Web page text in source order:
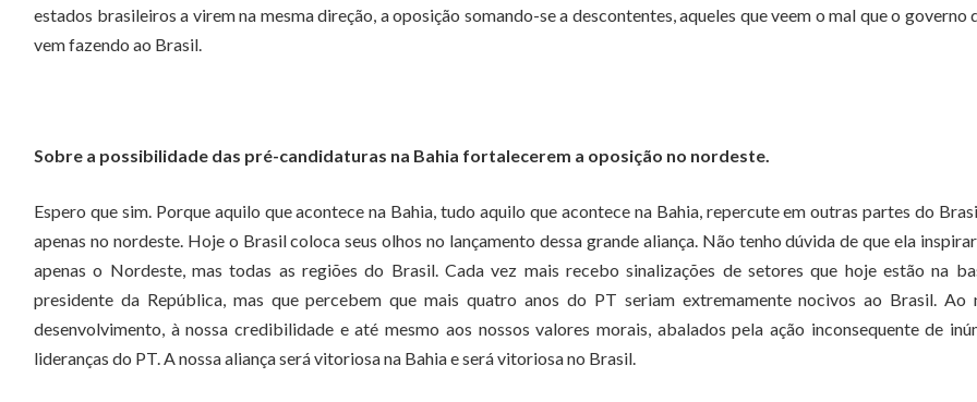
estados brasileiros a virem na mesma direção, a oposição somando-se a descontentes, aqueles que veem o mal que o governo
vem fazendo ao Brasil.
Sobre a possibilidade das pré-candidaturas na Bahia fortalecerem a oposição no nordeste.
Espero que sim. Porque aquilo que acontece na Bahia, tudo aquilo que acontece na Bahia, repercute em outras partes do
apenas no nordeste. Hoje o Brasil coloca seus olhos no lançamento dessa grande aliança. Não tenho dúvida de que ela
apenas o Nordeste, mas todas as regiões do Brasil. Cada vez mais recebo sinalizações de setores que hoje estão na
presidente da República, mas que percebem que mais quatro anos do PT seriam extremamente nocivos ao Brasil. Ao
desenvolvimento, à nossa credibilidade e até mesmo aos nossos valores morais, abalados pela ação inconsequente de
lideranças do PT. A nossa aliança será vitoriosa na Bahia e será vitoriosa no Brasil.